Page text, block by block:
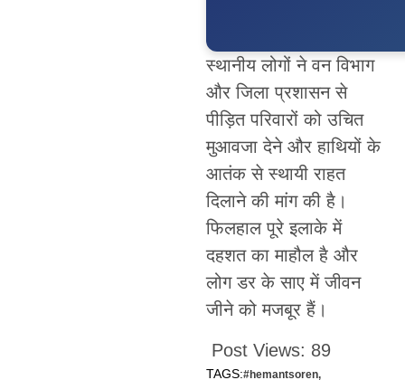
स्थानीय लोगों ने वन विभाग
और जिला प्रशासन से
पीड़ित परिवारों को उचित
मुआवजा देने और हाथियों के
आतंक से स्थायी राहत
दिलाने की मांग की है।
फिलहाल पूरे इलाके में
दहशत का माहौल है और
लोग डर के साए में जीवन
जीने को मजबूर हैं।
Post Views: 89
TAGS:#hemantsoren,